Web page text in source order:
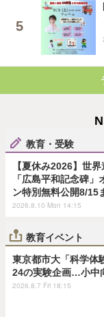
教育・受験
【夏休み2026】世
「広島平和記念碑」
ン特別無料公開8/15
2026.8.10 Mon 14:15
教育イベント
東京都市大「科学体
24の実験企画…小中
2026.8.7 Fri 18:15